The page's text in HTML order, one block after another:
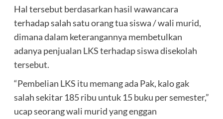
Hal tersebut berdasarkan hasil wawancara
terhadap salah satu orang tua siswa / wali murid,
dimana dalam keterangannya membetulkan
adanya penjualan LKS terhadap siswa disekolah
tersebut.
“Pembelian LKS itu memang ada Pak, kalo gak
salah sekitar 185 ribu untuk 15 buku per semester,”
ucap seorang wali murid yang enggan